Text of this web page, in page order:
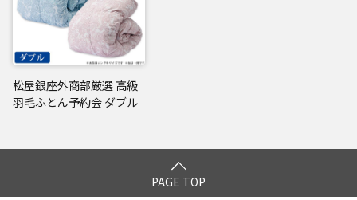
松屋銀座外商部厳選 高級
羽毛ふとん予約会 ダブル
PAGE TOP